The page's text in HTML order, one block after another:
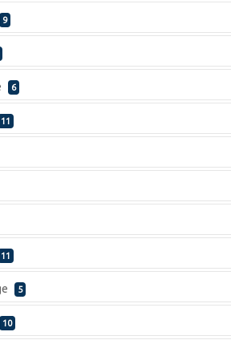
9
6
11
11
5
10